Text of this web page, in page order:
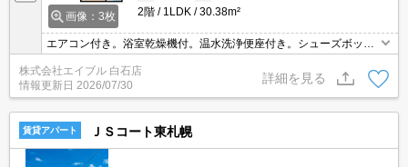
画像：3枚
2階
1LDK 30.38m²
エアコン付き。浴室乾燥機付。温水洗浄便座付き。シューズボック
ス付き。インターネット使用料無料!。オートロック。TVインターホ
ン付き。初期費用クレジット払い可能。仲介手数料家賃の0.55ヵ月
分。
株式会社エイブル 白石店
情報更新日 2026/07/30
詳細を見る
賃貸アパート ＪＳコート東札幌